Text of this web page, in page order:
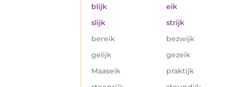
blijk eik
slijk
strijk
bereik
bezwijk
gelijk
gezeik
Maaseik
praktijk